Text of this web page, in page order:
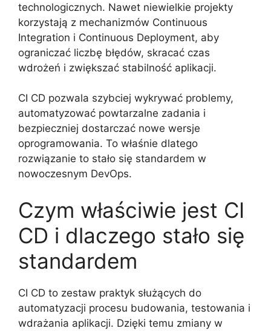
technologicznych. Nawet niewielkie projekty
korzystają z mechanizmów Continuous
Integration i Continuous Deployment, aby
ograniczać liczbę błędów, skracać czas
wdrożeń i zwiększać stabilność aplikacji.
CI CD pozwala szybciej wykrywać problemy,
automatyzować powtarzalne zadania i
bezpieczniej dostarczać nowe wersje
oprogramowania. To właśnie dlatego
rozwiązanie to stało się standardem w
nowoczesnym DevOps.
Czym właściwie jest CI
CD i dlaczego stało się
standardem
CI CD to zestaw praktyk służących do
automatyzacji procesu budowania, testowania i
wdrażania aplikacji. Dzięki temu zmiany w